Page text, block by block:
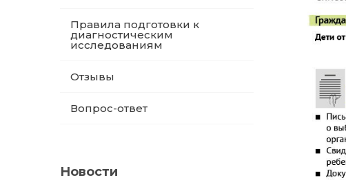
Правила подготовки к
диагностическим
исследованиям
Отзывы
Вопрос-ответ
Новости